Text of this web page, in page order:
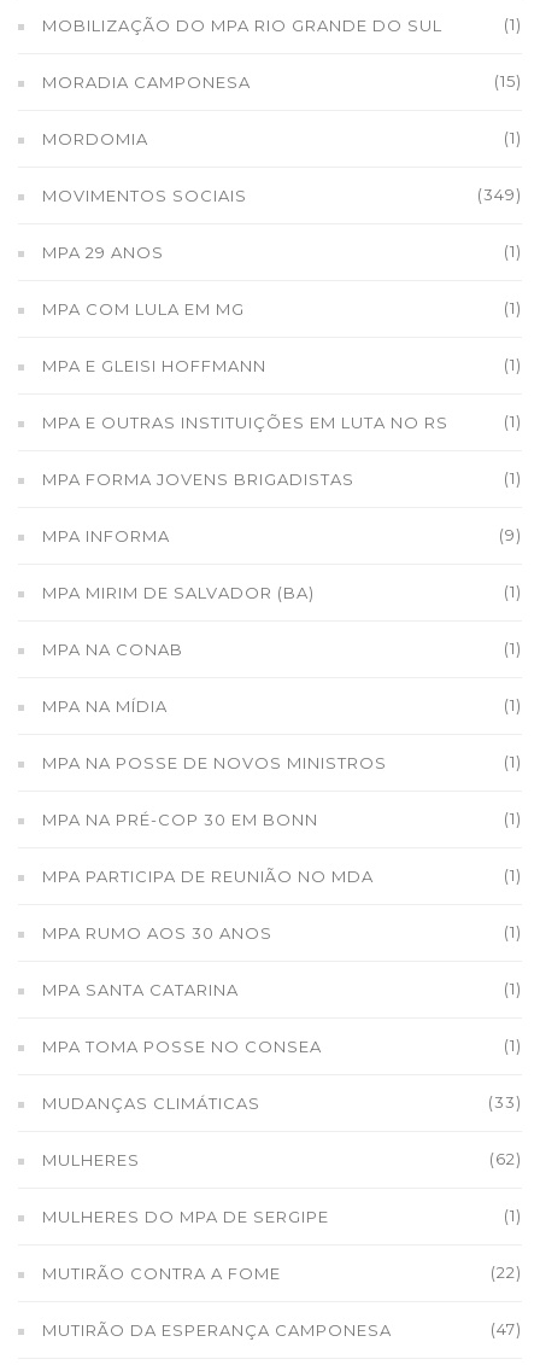
MOBILIZAÇÃO DO MPA RIO GRANDE DO SUL (1)
MORADIA CAMPONESA (15)
MORDOMIA (1)
MOVIMENTOS SOCIAIS (349)
MPA 29 ANOS (1)
MPA COM LULA EM MG (1)
MPA E GLEISI HOFFMANN (1)
MPA E OUTRAS INSTITUIÇÕES EM LUTA NO RS (1)
MPA FORMA JOVENS BRIGADISTAS (1)
MPA INFORMA (9)
MPA MIRIM DE SALVADOR (BA) (1)
MPA NA CONAB (1)
MPA NA MÍDIA (1)
MPA NA POSSE DE NOVOS MINISTROS (1)
MPA NA PRÉ-COP 30 EM BONN (1)
MPA PARTICIPA DE REUNIÃO NO MDA (1)
MPA RUMO AOS 30 ANOS (1)
MPA SANTA CATARINA (1)
MPA TOMA POSSE NO CONSEA (1)
MUDANÇAS CLIMÁTICAS (33)
MULHERES (62)
MULHERES DO MPA DE SERGIPE (1)
MUTIRÃO CONTRA A FOME (22)
MUTIRÃO DA ESPERANÇA CAMPONESA (47)